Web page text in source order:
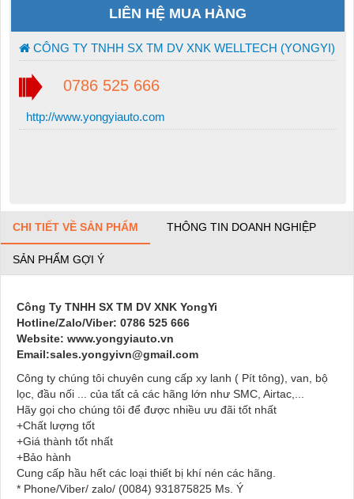
LIÊN HỆ MUA HÀNG
CÔNG TY TNHH SX TM DV XNK WELLTECH (YONGYI)
0786 525 666
http://www.yongyiauto.com
CHI TIẾT VỀ SẢN PHẨM THÔNG TIN DOANH NGHIỆP
SẢN PHẨM GỢI Ý
Công Ty TNHH SX TM DV XNK YongYi
Hotline/Zalo/Viber: 0786 525 666
Website: www.yongyiauto.vn
Email:sales.yongyivn@gmail.com
Công ty chúng tôi chuyên cung cấp xy lanh ( Pít tông), van, bộ
lọc, đầu nối ... của tất cả các hãng lớn như SMC, Airtac,...
Hãy gọi cho chúng tôi để được nhiều ưu đãi tốt nhất
+Chất lượng tốt
+Giá thành tốt nhất
+Bảo hành
Cung cấp hầu hết các loại thiết bị khí nén các hãng.
* Phone/Viber/ zalo/ (0084) 931875825 Ms. Ý